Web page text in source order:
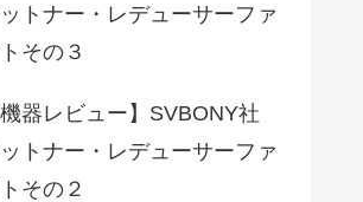
トナー・レデューサーファ
その３
機器レビュー】SVBONY社
トナー・レデューサーファ
その２